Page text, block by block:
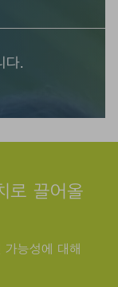
다.
로 끌어올
능성에 대해